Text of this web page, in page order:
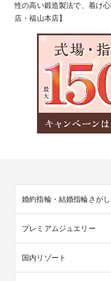
性の高い鍛造製法で、着け
店・福山本店】
婚約指輪・結婚指輪さがし
プレミアムジュエリー
国内リゾート